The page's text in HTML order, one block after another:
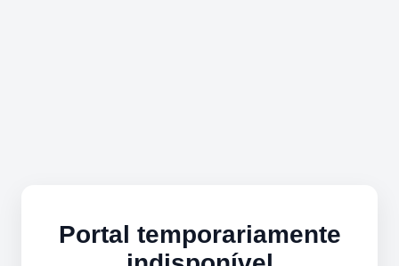
Portal temporariamente